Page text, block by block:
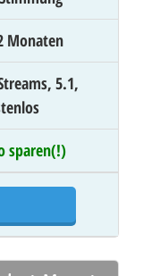
Monaten
5.1,
sparen(!)